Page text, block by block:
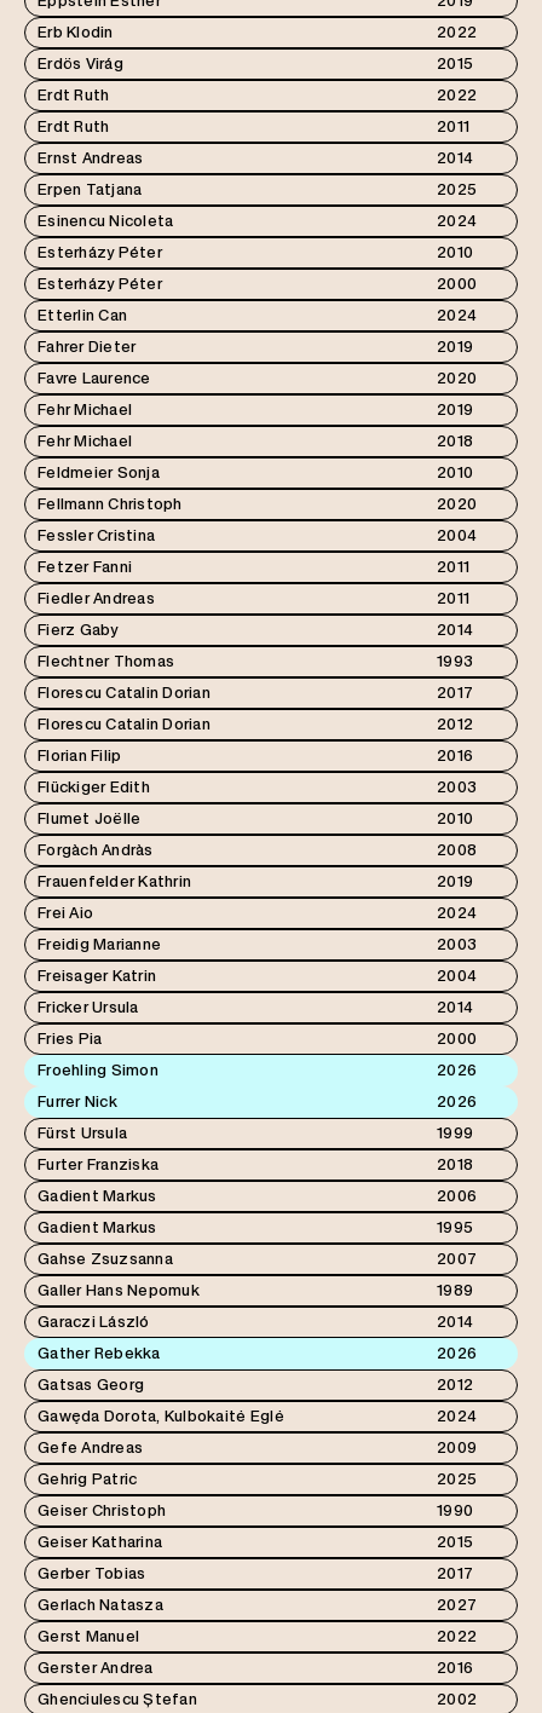
Erb Klodin
2022
Erdös Virág
2015
Erdt Ruth
2022
Erdt Ruth
2011
Ernst Andreas
2014
Erpen Tatjana
2025
Esinencu Nicoleta
2024
Esterházy Péter
2010
Esterházy Péter
2000
Etterlin Can
2024
Fahrer Dieter
2019
Favre Laurence
2020
Fehr Michael
2019
Fehr Michael
2018
Feldmeier Sonja
2010
Fellmann Christoph
2020
Fessler Cristina
2004
Fetzer Fanni
2011
Fiedler Andreas
2011
Fierz Gaby
2014
Flechtner Thomas
1993
Florescu Catalin Dorian
2017
Florescu Catalin Dorian
2012
Florian Filip
2016
Flückiger Edith
2003
Flumet Joëlle
2010
Forgàch Andràs
2008
Frauenfelder Kathrin
2019
Frei Aio
2024
Freidig Marianne
2003
Freisager Katrin
2004
Fricker Ursula
2014
Fries Pia
2000
Froehling Simon
2026
Furrer Nick
2026
Fürst Ursula
1999
Furter Franziska
2018
Gadient Markus
2006
Gadient Markus
1995
Gahse Zsuzsanna
2007
Galler Hans Nepomuk
1989
Garaczi László
2014
Gather Rebekka
2026
Gatsas Georg
2012
Gawęda Dorota, Kulbokaitė Eglė
2024
Gefe Andreas
2009
Gehrig Patric
2025
Geiser Christoph
1990
Geiser Katharina
2015
Gerber Tobias
2017
Gerlach Natasza
2027
Gerst Manuel
2022
Gerster Andrea
2016
Ghenciulescu Ștefan
2002